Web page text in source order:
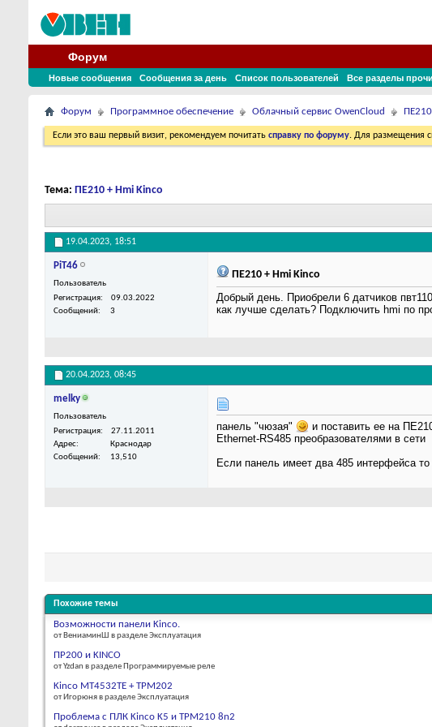
Форум
Новые сообщения Сообщения за день Список пользователей Все разделы
Форум Программное обеспечение Облачный сервис OwenCloud ПЕ210
Если это ваш первый визит, рекомендуем почитать справку по форуму. Для размещения
Тема: ПЕ210 + Hmi Kinco
19.04.2023, 18:51
PiT46
Пользователь
Регистрация
09.03.2022
Сообщений
3
ПЕ210 + Hmi Kinco
Добрый день. Приобрели 6 датчиков
как лучше сделать? Подключить hmi по
20.04.2023, 08:45
melky
Пользователь
Регистрация
27.11.2011
Адрес
Краснодар
Сообщений
13,510
панель "чюзая"
и поставить ее на
Ethernet-RS485 преобразователями в сети
Если панель имеет два 485 интерфейса
Похожие темы
Возможности панели Kinco.
от ВениаминШ в разделе Эксплуатация
ПР200 и KINCO
от Yzdan в разделе Программируемые реле
Kinco MT4532TE + ТРМ202
от Игорюня в разделе Эксплуатация
Проблема с ПЛК Kinco K5 и ТРМ210 8n2